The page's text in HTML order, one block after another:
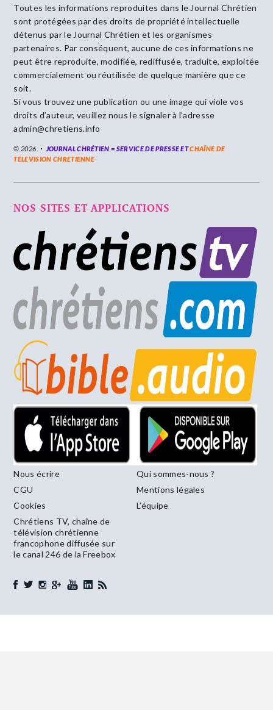
Toutes les informations reproduites dans le Journal Chrétien
sont protégées par des droits de propriété intellectuelle
détenus par le Journal Chrétien et les organismes
partenaires. Par conséquent, aucune de ces informations ne
peut être reproduite, modifiée, rediffusée, traduite, exploitée
commercialement ou réutilisée de quelque manière que ce
soit.
Si vous trouvez une publication ou une image qui viole vos
droits d’auteur, veuillez nous le signaler à l’adresse
admin@chretiens.info
© 2026 JOURNAL CHRÉTIEN = SERVICE DE PRESSE ETCHAÎNE DE
TELEVISION CHRETIENNE
NOS SITES ET APPLICATIONS
Nous écrire
Qui sommes-nous ?
CGU
Mentions légales
Cookies
L’équipe
Chrétiens TV, chaîne de
télévision chrétienne
francophone diffusée sur
le canal 246 de la Freebox